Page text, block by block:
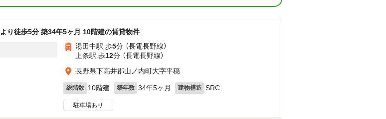
り徒歩5分 築34年5ヶ月 10階建の賃貸物件
湯田中駅 歩5分 （長電長野線）
上条駅 歩12分 （長電長野線）
長野県下高井郡山ノ内町大字平穏
総階数 10階建 築年数 34年5ヶ月 建物構造 SRC
駐車場あり